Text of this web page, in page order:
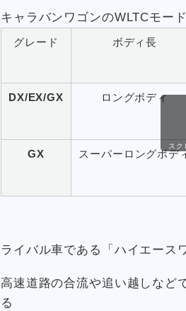
キャラバンワゴンのWLTCモー
グレード ボディ長
DX/EX/GX ロングボディ
GX スーパーロングボデ
スク
ライバル車である「ハイエース
高速道路の合流や追い越しなど
る